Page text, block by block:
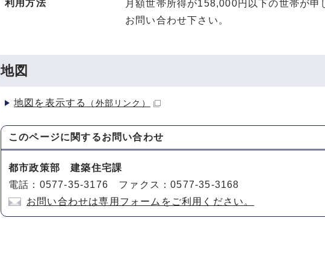
利用方法
月額世帯所得が158,000円以下の世帯が申
お問い合わせ下さい。
地図
地図を表示する （外部リンク）
このページに関するお問い合わせ
都市政策部 建築住宅課
電話：0577-35-3176 ファクス：0577-35-3168
お問い合わせは専用フォームをご利用ください。